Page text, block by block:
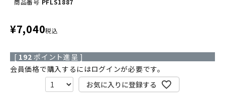
商品番号 PFLS1887
¥7,040税込
[ 192 ポイント進呈 ]
会員価格で購入するにはログインが必要です。
お気に入りに登録する